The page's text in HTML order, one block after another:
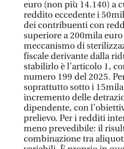
euro (non più 14.140) a
reddito eccedente i
dei contribuenti con
superiore a 200mila
meccanismo di
fiscale derivante dalla
stabilirlo è l’articolo 1,
numero 199 del 2025.
soprattutto sotto i
incremento delle
dipendente, con
prelievo. Per i redditi
meno prevedibile: il
combinazione tra